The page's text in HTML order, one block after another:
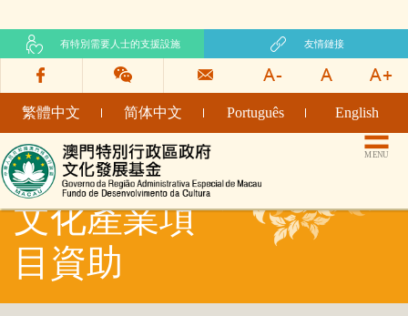
有特別需要人士的支援設施 友情鏈接
繁體中文 简体中文 Português English
文化發展基金網頁 MENU
文化產業項
目資助